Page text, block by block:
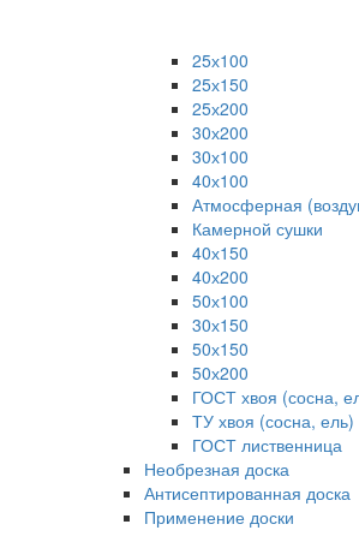
25х100
25х150
25х200
30х200
30х100
40х100
Атмосферная
Камерной сушки
40х150
40х200
50х100
30х150
50х150
50х200
ГОСТ хвоя (сосна,
ТУ хвоя (сосна, ель)
ГОСТ лиственница
Необрезная доска
Антисептированная доска
Применение доски